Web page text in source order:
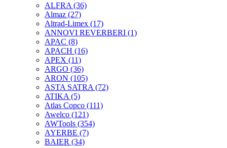
ALFRA (36)
Almaz (27)
Altrad-Limex (17)
ANNOVI REVERBERI (1)
APAC (8)
APACH (16)
APEX (11)
ARGO (36)
ARON (105)
ASTA SATRA (72)
ATIKA (5)
Atlas Copco (111)
Awelco (121)
AWTools (354)
AYERBE (7)
BAIER (34)